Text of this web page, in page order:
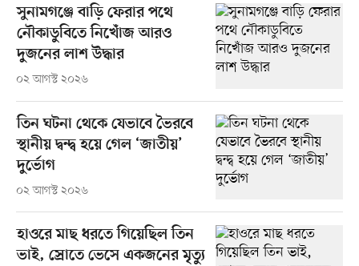
সুনামগঞ্জে বাড়ি ফেরার পথে
নৌকাডুবিতে নিখোঁজ আরও
দুজনের লাশ উদ্ধার
০২ আগস্ট ২০২৬
তিন ঘটনা থেকে যেভাবে ভৈরবে
স্থানীয় দ্বন্দ্ব হয়ে গেল ‘জাতীয়’
দুর্ভোগ
০২ আগস্ট ২০২৬
হাওরে মাছ ধরতে গিয়েছিল তিন
ভাই, স্রোতে ভেসে একজনের মৃত্যু